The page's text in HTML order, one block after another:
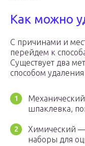
Как можно
С причинами и
перейдем к
Существует два
способом
шпаклевка,
Химический
наборы для